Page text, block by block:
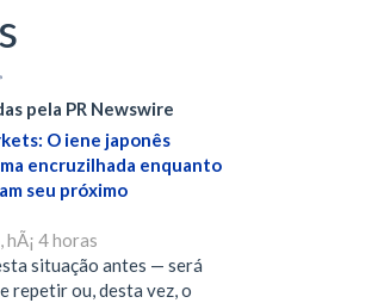
pela PR Newswire
O iene japonês
encruzilhada enquanto
seu próximo
hÃ¡ 4 horas
situação antes — será
repetir ou, desta vez, o